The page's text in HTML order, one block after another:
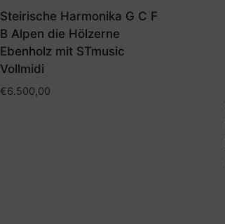
Steirische Harmonika G C F
B Alpen die Hölzerne
Ebenholz mit STmusic
Vollmidi
€6.500,00